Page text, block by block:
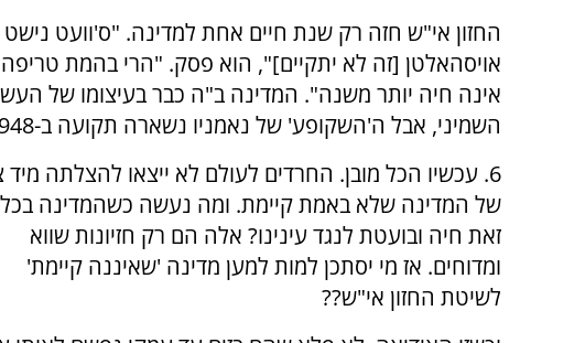
החזון אי"ש חזה רק שנת חיים אחת למדינה. "ס'וועט נישט
אויסהאלטן [זה לא יתקיים]", הוא פסק. "הרי בהמת טריפה
אינה חיה יותר משנה". המדינה ב"ה כבר בעיצומו של
השמיני, אבל ה'השקופע' של נאמניו נשארה תקועה ב-1948.
6. עכשיו הכל מובן. החרדים לעולם לא ייצאו להצלתה מיד
של המדינה שלא באמת קיימת. ומה נעשה כשהמדינה בכל
זאת חיה ובועטת לנגד עינינו? אלה הם רק חזיונות שווא
ומדוחים. אז מי יסתכן למות למען מדינה 'שאיננה קיימת'
לשיטת החזון אי"ש??